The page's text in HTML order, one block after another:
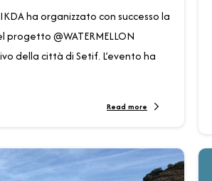
ha organizzato con successo la
@WATERMELLON
della città di Setif. L’evento ha
Read more